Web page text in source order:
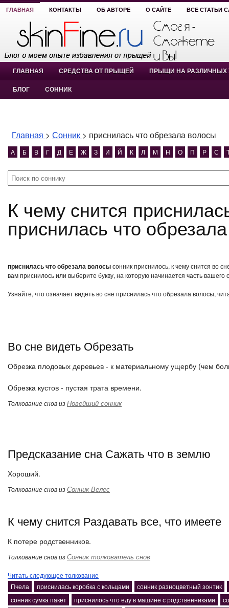
ГЛАВНАЯ КОНТАКТЫ ОБ АВТОРЕ О САЙТЕ ВСЕ СТАТЬИ
ГЛАВНАЯ СРЕДСТВА ОТ ПРЫЩЕЙ ПРЫЩИ НА РАЗЛИЧНЫХ
БЛОГ СОННИК
Главная > Сонник > приснилась что обрезала волосы
А Б В Г Д Е Ж З И Й К Л М Н О П Р С
К чему снится приснилась что обрезала волосы?
приснилась что
приснилась что обрезала волосысонник приснилось, к чему снится во
вам приснилось или выберите букву, на которую начинается часть вашего
Узнайте, что означает видеть во сне приснилась что обрезала волосы,
Во сне видеть Обрезать
Обрезка плодовых деревьев - к материальному ущербу (чем
Обрезка кустов - пустая трата времени.
Толкование снов изНовейший сонник
Предсказание сна Сажать что в землю
Хороший.
Толкование снов изСонник Велес
К чему снится Раздавать все, что имеете
К потере родственников.
Толкование снов изСонник толкователь снов
Читать следующее толкование
Пчела
приснилась коробка с кольцами
сонник разноцветный зонтик
сонник сумка пакет
приснилось что еду в машине с родственниками